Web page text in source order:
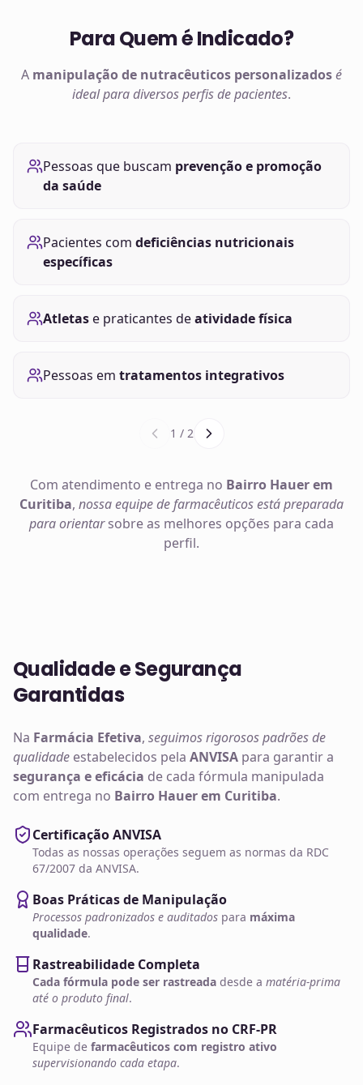
Para Quem é Indicado?
A manipulação de nutracêuticos personalizadosé
ideal para diversos perfis de pacientes.
Pessoas que buscam prevenção e promoção
da saúde
Pacientes com deficiências nutricionais
específicas
Atletase praticantes deatividade física
Pessoas em tratamentos integrativos
1 / 2
Com atendimento e entrega no Bairro Hauer em
Curitiba, nossa equipe de farmacêuticos está preparada
para orientarsobre as melhores opções para cada
perfil.
Qualidade e Segurança
Garantidas
Na Farmácia Efetiva, seguimos rigorosos padrões de
qualidade estabelecidos pela ANVISA para garantir a
segurança e eficácia de cada fórmula manipulada
com entrega no Bairro Hauer em Curitiba.
Certificação ANVISA
Todas as nossas operações seguem as normas da RDC
67/2007 da ANVISA.
Boas Práticas de Manipulação
Processos padronizados e auditados para máxima
qualidade.
Rastreabilidade Completa
Cada fórmula pode ser rastreada desde a matéria-prima
até o produto final.
Farmacêuticos Registrados no CRF-PR
Equipe de farmacêuticos com registro ativo
supervisionando cada etapa.